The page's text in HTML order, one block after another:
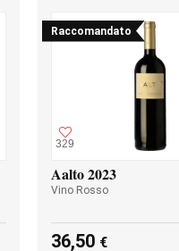
Raccomandato
329
Aalto 2023
Vino Rosso
36,50 €